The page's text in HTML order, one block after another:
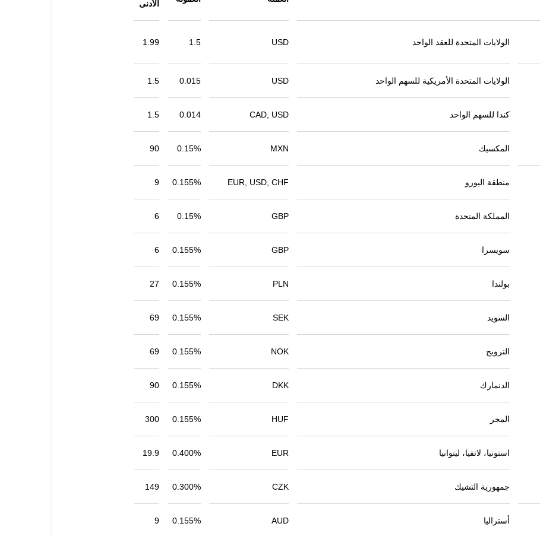
الأدنى
الولايات المتحدة للعقد الواحد USD
1.5
1.99
الولايات المتحدة الأمريكية للسهم الواحد USD
0.015
1.5
كندا للسهم الواحد CAD, USD
0.014
1.5
المكسيك MXN
0.15%
90
منطقة اليورو EUR, USD, CHF
0.155%
9
المملكة المتحدة GBP
0.15%
6
سويسرا GBP
0.155%
6
بولندا PLN
0.155%
27
السويد SEK
0.155%
69
النرويج NOK
0.155%
69
الدنمارك DKK
0.155%
90
المجر HUF
0.155%
300
استونيا، لاتفيا، ليتوانيا EUR
0.400%
19.9
جمهورية التشيك CZK
0.300%
149
أستراليا AUD
0.155%
9